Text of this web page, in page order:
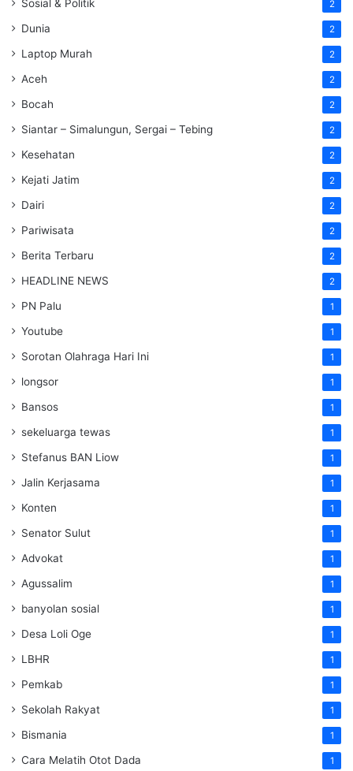
Sosial & Politik 2
Dunia 2
Laptop Murah 2
Aceh 2
Bocah 2
Siantar – Simalungun, Sergai – Tebing 2
Kesehatan 2
Kejati Jatim 2
Dairi 2
Pariwisata 2
Berita Terbaru 2
HEADLINE NEWS 2
PN Palu 1
Youtube 1
Sorotan Olahraga Hari Ini 1
longsor 1
Bansos 1
sekeluarga tewas 1
Stefanus BAN Liow 1
Jalin Kerjasama 1
Konten 1
Senator Sulut 1
Advokat 1
Agussalim 1
banyolan sosial 1
Desa Loli Oge 1
LBHR 1
Pemkab 1
Sekolah Rakyat 1
Bismania 1
Cara Melatih Otot Dada 1